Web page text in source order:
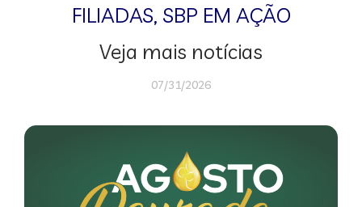
FILIADAS, SBP EM AÇÃO
Veja mais notícias
07/31/2026